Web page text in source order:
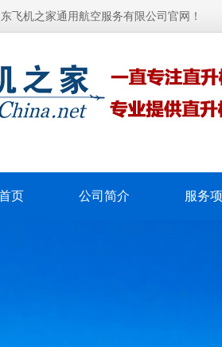
飞机之家通用航空服务有限公司官网！
页 公司简介 服务